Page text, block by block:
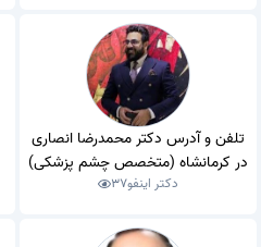
تلفن و آدرس دکتر محمدرضا انصاری
در کرمانشاه (متخصص چشم پزشکی)
دکتر اینفو37